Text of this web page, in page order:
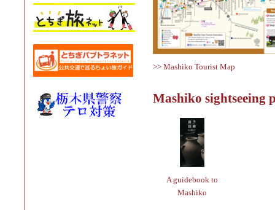
>> Mashiko Tourist Map
Mashiko sightseeing
A guidebook to
Mashiko